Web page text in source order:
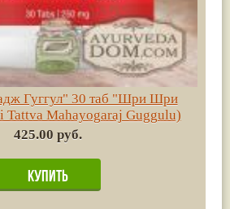
Гуггул" 30 таб "Шри Шри
Tattva Mahayogaraj Guggulu)
425.00 руб.